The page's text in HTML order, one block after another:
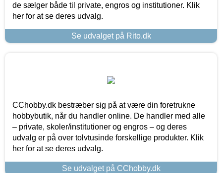
de sælger både til private, engros og institutioner. Klik
her for at se deres udvalg.
Se udvalget på Rito.dk
CChobby.dk bestræber sig på at være din foretrukne
hobbybutik, når du handler online. De handler med alle
– private, skoler/institutioner og engros – og deres
udvalg er på over tolvtusinde forskellige produkter. Klik
her for at se deres udvalg.
Se udvalget på CChobby.dk